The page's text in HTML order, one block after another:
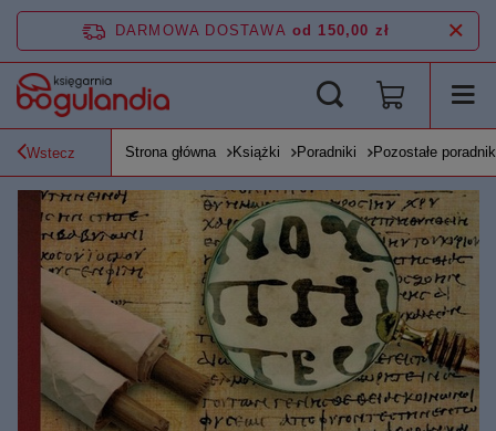
DARMOWA DOSTAWA od 150,00 zł
Wstecz Strona główna Książki Poradniki Pozostałe